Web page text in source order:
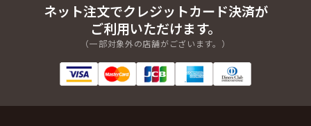
ネット注文でクレジットカード決済が
ご利用いただけます。
（一部対象外の店舗がございます。）